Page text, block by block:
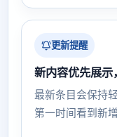
更新提醒
新内容优先展示
最新条目会保持
第一时间看到新增